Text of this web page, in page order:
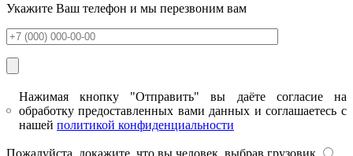
Укажите Ваш телефон и мы перезвоним вам
Нажимая кнопку "Отправить" вы даёте согласие на
обработку предоставленных вами данных и соглашаетесь с
нашей политикой конфиденциальности
Пожалуйста, докажите, что вы человек, выбрав грузовик.